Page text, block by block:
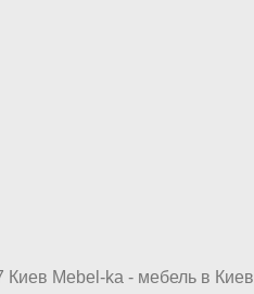
Mebel-ka - мебель в